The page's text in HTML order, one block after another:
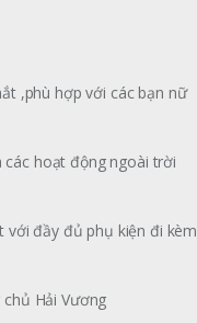
,phù hợp với các bạn nữ
các hoạt động ngoài trời
với đầy đủ phụ kiện đi kèm
Hải Vương